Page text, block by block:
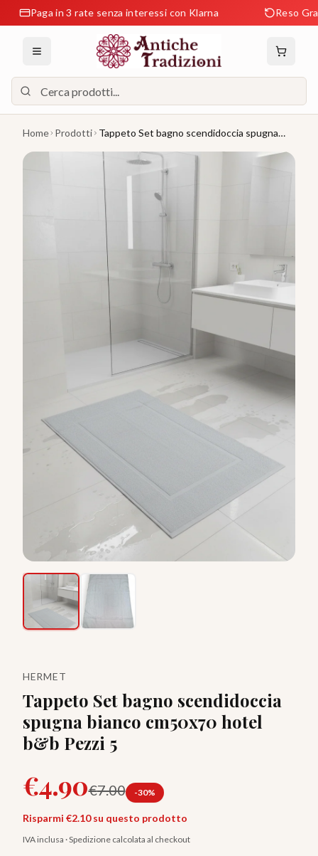
Paga in 3 rate senza interessi con Klarna Reso Gratuito
Home Prodotti Tappeto Set bagno scendidoccia spugna
HERMET
Tappeto Set bagno scendidoccia
spugna bianco cm50x70 hotel
b&b Pezzi 5
€4.90€7.00 -30%
Risparmi €2.10su questo prodotto
IVA inclusa · Spedizione calcolata al checkout